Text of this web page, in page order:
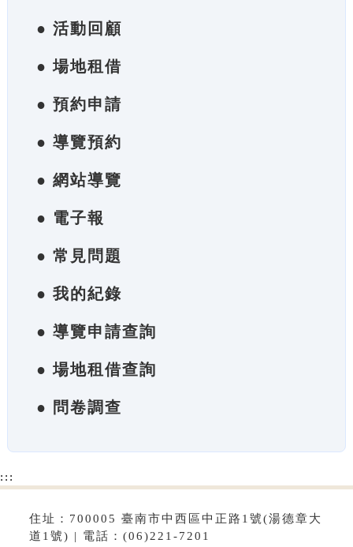
● 活動回顧
● 場地租借
● 預約申請
● 導覽預約
● 網站導覽
● 電子報
● 常見問題
● 我的紀錄
● 導覽申請查詢
● 場地租借查詢
● 問卷調查
:::
住址：700005 臺南市中西區中正路1號(湯德章大
道1號) | 電話：(06)221-7201